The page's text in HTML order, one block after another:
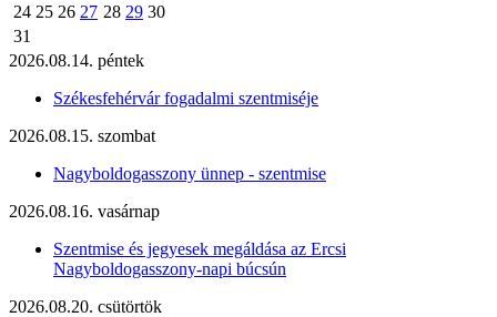
24 25 26 27 28 29 30
31
2026.08.14. péntek
Székesfehérvár fogadalmi szentmiséje
2026.08.15. szombat
Nagyboldogasszony ünnep - szentmise
2026.08.16. vasárnap
Szentmise és jegyesek megáldása az Ercsi
Nagyboldogasszony-napi búcsún
2026.08.20. csütörtök